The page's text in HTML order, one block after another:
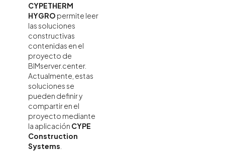
CYPETHERM
HYGRO permite leer
las soluciones
constructivas
contenidas en el
proyecto de
BIMserver.center.
Actualmente, estas
soluciones se
pueden definir y
compartir en el
proyecto mediante
la aplicación CYPE
Construction
Systems